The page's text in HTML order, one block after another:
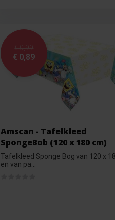
€ 0,99
€ 0,89
Amscan - Tafelkleed
SpongeBob (120 x 180 cm)
Tafelkleed Sponge Bog van 120 x
en van pa...